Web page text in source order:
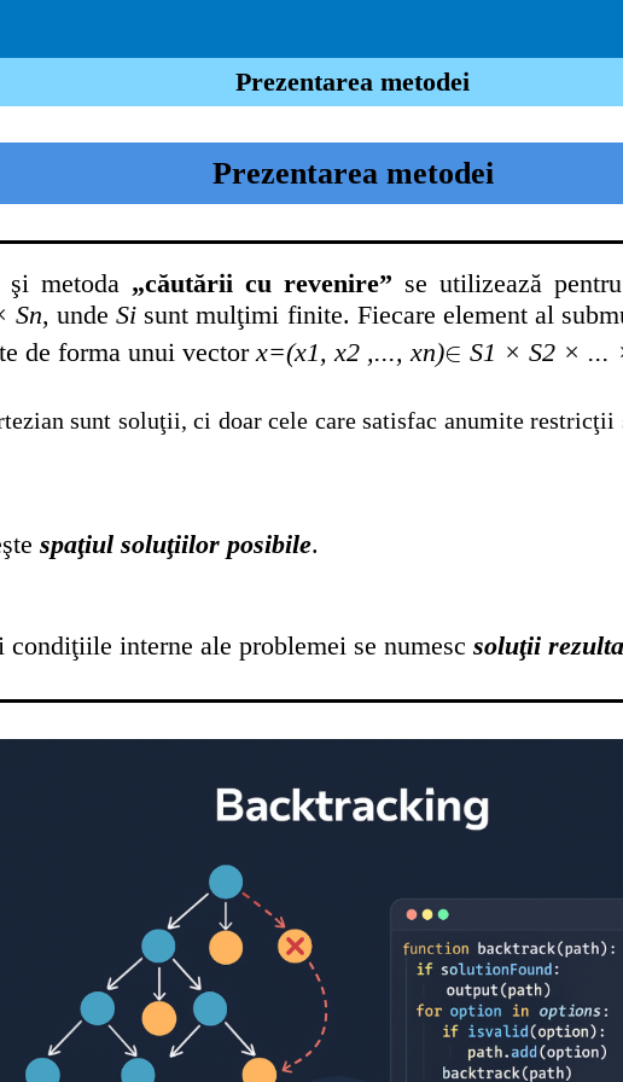
Prezentarea metodei
Prezentarea metodei
metoda „căutării cu revenire” se utilizează
Sn, undeSi sunt mulţimi finite. Fiecare element al
de forma unui vectorx=(x1, x2 ,..., xn)∈
∈
∈ S1 × S2 × ...
sunt soluţii, ci doar cele care satisfac anumite
spaţiul soluţiilor posibile.
interne ale problemei se numesc soluţii